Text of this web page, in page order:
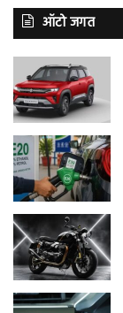
ऑटो जगत